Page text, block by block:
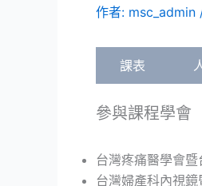
作者: msc_admin
課表
參與課程學會
台灣疼痛醫學會
台灣婦產科內視